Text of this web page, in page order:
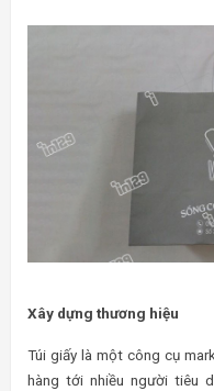
Xây dựng thương hiệu
Túi giấy là một công cụ
hàng tới nhiều người tiêu